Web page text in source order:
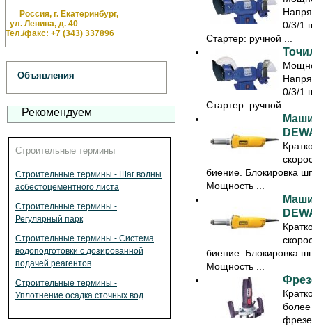
Россия, г. Екатеринбург,
ул. Ленина, д. 40
Тел./факс: +7 (343) 337896
Объявления
Рекомендуем
Строительные термины
Строительные термины - Шаг волны
асбестоцементного листа
Строительные термины -
Регулярный парк
Строительные термины - Система
водоподготовки с дозированной
подачей реагентов
Строительные термины -
Уплотнение осадка сточных вод
0/3/1
Стартер: ручной ...
0/3/1
Стартер: ручной ...
биение. Блокировка
Мощность ...
биение. Блокировка
Мощность ...